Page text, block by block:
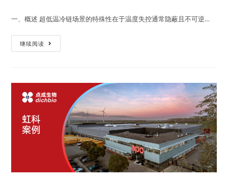
一、概述 超低温冷链场景的特殊性在于温度失控通常隐蔽且不可逆…
继续阅读